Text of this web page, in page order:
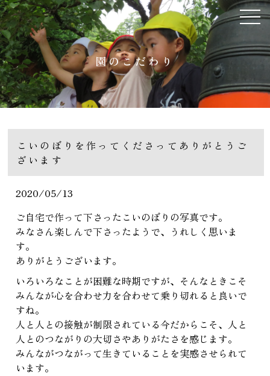
園のこだわり
こいのぼりを作ってくださってありがとうご
ざいます
2020/05/13
ご自宅で作って下さったこいのぼりの写真です。
みなさん楽しんで下さったようで、うれしく思いま
す。
ありがとうございます。
いろいろなことが困難な時期ですが、そんなときこそ
みんなが心を合わせ力を合わせて乗り切れると良いで
すね。
人と人との接触が制限されている今だからこそ、人と
人とのつながりの大切さやありがたさを感じます。
みんながつながって生きていることを実感させられて
います。